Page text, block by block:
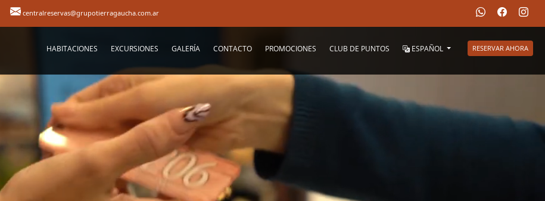
centralreservas@grupotierragaucha.com.ar
HABITACIONES EXCURSIONES GALERÍA CONTACTO PROMOCIONES CLUB DE PUNTOS ESPAÑOL RESERVAR AHORA